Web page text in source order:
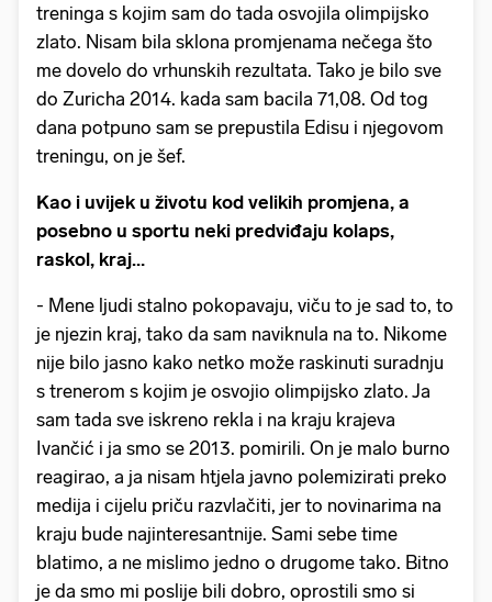
treninga s kojim sam do tada osvojila olimpijsko
zlato. Nisam bila sklona promjenama nečega što
me dovelo do vrhunskih rezultata. Tako je bilo sve
do Zuricha 2014. kada sam bacila 71,08. Od tog
dana potpuno sam se prepustila Edisu i njegovom
treningu, on je šef.
Kao i uvijek u životu kod velikih promjena, a
posebno u sportu neki predviđaju kolaps,
raskol, kraj…
- Mene ljudi stalno pokopavaju, viču to je sad to, to
je njezin kraj, tako da sam naviknula na to. Nikome
nije bilo jasno kako netko može raskinuti suradnju
s trenerom s kojim je osvojio olimpijsko zlato. Ja
sam tada sve iskreno rekla i na kraju krajeva
Ivančić i ja smo se 2013. pomirili. On je malo burno
reagirao, a ja nisam htjela javno polemizirati preko
medija i cijelu priču razvlačiti, jer to novinarima na
kraju bude najinteresantnije. Sami sebe time
blatimo, a ne mislimo jedno o drugome tako. Bitno
je da smo mi poslije bili dobro, oprostili smo si